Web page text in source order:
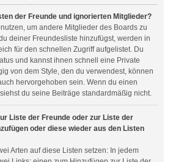
der Freunde und ignorierten Mitglieder?
um andere Mitglieder des Boards zu
deiner Freundesliste hinzufügst, werden in
für den schnellen Zugriff aufgelistet. Du
und kannst ihnen schnell eine Private
von dem Style, den du verwendest, können
hervorgehoben sein. Wenn du einen
du seine Beiträge standardmäßig nicht.
Liste der Freunde oder zur Liste der
oder diese wieder aus den Listen
Arten auf diese Listen setzen: In jedem